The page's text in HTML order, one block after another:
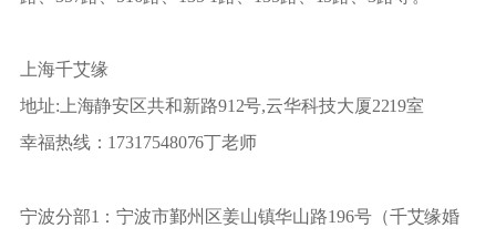
上海千艾缘
地址:上海静安区共和新路912号,云华科技大厦2219室
幸福热线：17317548076丁老师
宁波分部1：宁波市鄞州区姜山镇华山路196号（千艾缘婚